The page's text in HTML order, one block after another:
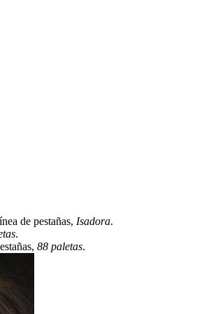
de pestañas, Isadora.
.
88 paletas.